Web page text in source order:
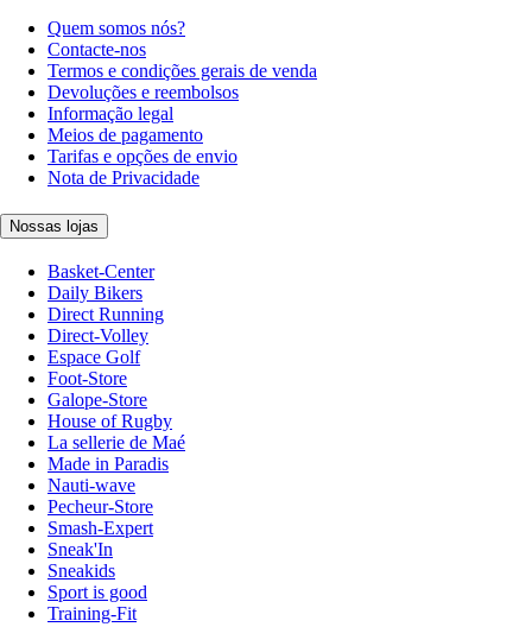
Quem somos nós?
Contacte-nos
Termos e condições gerais de venda
Devoluções e reembolsos
Informação legal
Meios de pagamento
Tarifas e opções de envio
Nota de Privacidade
Nossas lojas
Basket-Center
Daily Bikers
Direct Running
Direct-Volley
Espace Golf
Foot-Store
Galope-Store
House of Rugby
La sellerie de Maé
Made in Paradis
Nauti-wave
Pecheur-Store
Smash-Expert
Sneak'In
Sneakids
Sport is good
Training-Fit